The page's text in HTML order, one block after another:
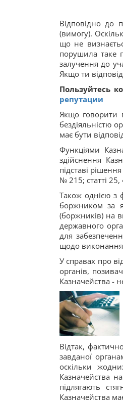
Відповідно до
(вимогу).
що не
порушила таке
залучення до
Якщо ти
Пользуйтесь
репутации
Якщо говорити
бездіяльністю
має бути
Функціями
здійснення
підставі
№ 215; статті
Також однією з
боржником за
(боржників) на
державного
для
щодо виконання
У справах про
органів,
Казначейства -
Відтак,
завданої
оскільки
Казначейства
підлягають
Казначейства